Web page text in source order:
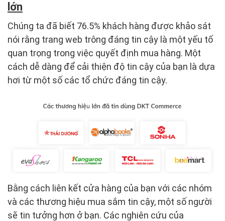
lớn
Chúng ta đã biết 76.5% khách hàng được khảo sát
nói rằng trang web trông đáng tin cậy là một yếu tố
quan trọng trong việc quyết định mua hàng. Một
cách dễ dàng để cải thiện độ tin cậy của bạn là dựa
hơi từ một số các tổ chức đáng tin cậy.
Bằng cách liên kết cửa hàng của bạn với các nhóm
và các thương hiệu mua sắm tin cậy, một số người
sẽ tin tưởng hơn ở bạn. Các nghiên cứu của